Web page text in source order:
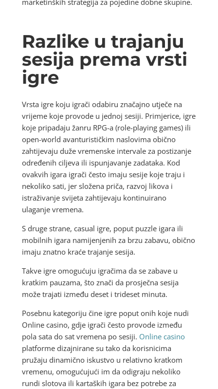
Razlike u trajanju
sesija prema vrsti
igre
Vrsta igre koju igrači odabiru značajno utječe na
vrijeme koje provode u jednoj sesiji. Primjerice, igre
koje pripadaju žanru RPG-a (role-playing games) ili
open-world avanturističkim naslovima obično
zahtijevaju duže vremenske intervale za postizanje
određenih ciljeva ili ispunjavanje zadataka. Kod
ovakvih igara igrači često imaju sesije koje traju i
nekoliko sati, jer složena priča, razvoj likova i
istraživanje svijeta zahtijevaju kontinuirano
ulaganje vremena.
S druge strane, casual igre, poput puzzle igara ili
mobilnih igara namijenjenih za brzu zabavu, obično
imaju znatno kraće trajanje sesija.
Takve igre omogućuju igračima da se zabave u
kratkim pauzama, što znači da prosječna sesija
može trajati između deset i trideset minuta.
Posebnu kategoriju čine igre poput onih koje nudi
Online casino, gdje igrači često provode između
pola sata do sat vremena po sesiji. Online casino
platforme dizajnirane su tako da korisnicima
pružaju dinamično iskustvo u relativno kratkom
vremenu, omogućujući im da odigraju nekoliko
rundi slotova ili kartaških igara bez potrebe za